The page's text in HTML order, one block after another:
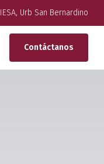
Urb San Bernardino
Contáctanos